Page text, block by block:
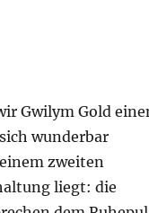
Gwilym Gold
wunderbar
zweiten
liegt: die